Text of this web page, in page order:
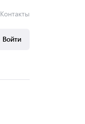
Контакты
Войти